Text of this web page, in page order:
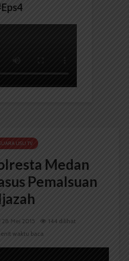
USU TV
Medan
Pemalsuan
28 Mei 2015
144 dilihat
waktu baca